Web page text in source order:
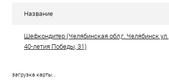
Название
Шефкондитер (Челябинская обл,г. Челябинск ул.
40-летия Победы, 31)
загрузка карты...